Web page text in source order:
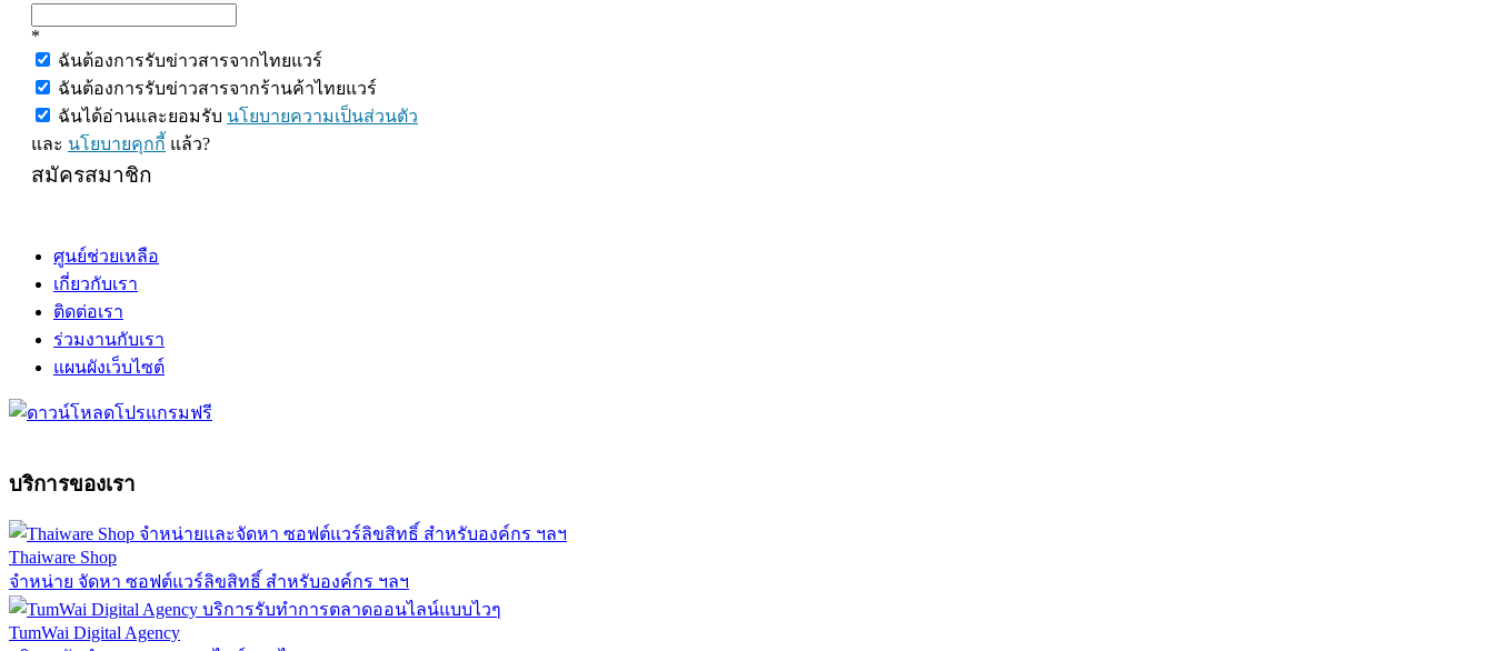
*
ฉันต้องการรับข่าวสารจากไทยแวร์
ฉันต้องการรับข่าวสารจากร้านค้าไทยแวร์
ฉันได้อ่านและยอมรับ นโยบายความเป็นส่วนตัว
และ นโยบายคุกกี้ แล้ว?
สมัครสมาชิก
ศูนย์ช่วยเหลือ
เกี่ยวกับเรา
ติดต่อเรา
ร่วมงานกับเรา
แผนผังเว็บไซต์
บริการของเรา
Thaiware Shop
จำหน่าย จัดหา ซอฟต์แวร์ลิขสิทธิ์ สำหรับองค์กร ฯลฯ
TumWai Digital Agency